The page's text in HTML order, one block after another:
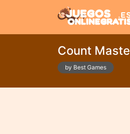
Count
by Best Games